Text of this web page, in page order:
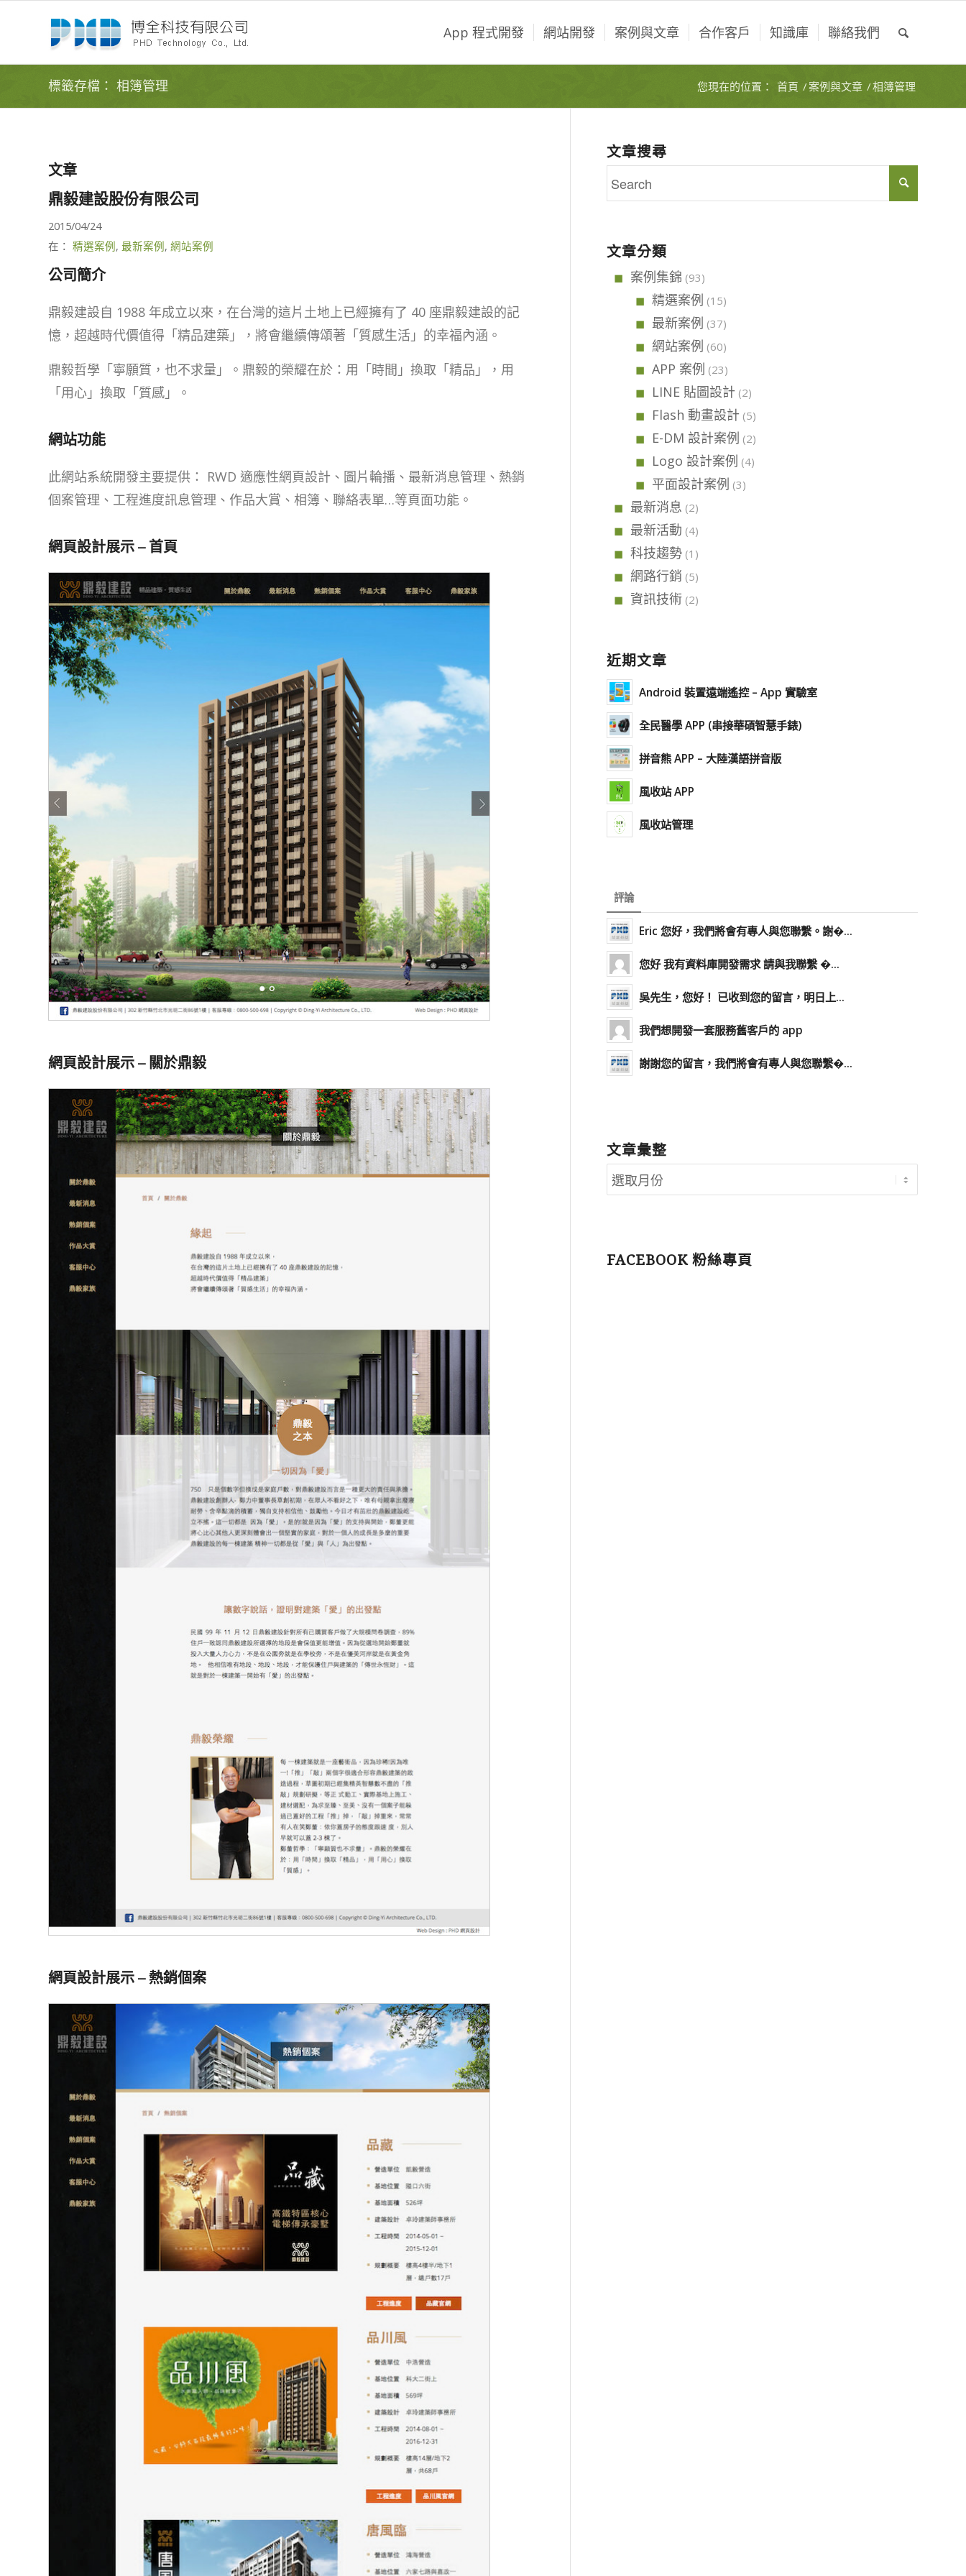
App 程式開發 網站開發 案例與文章 合作客戶 知識庫 聯絡我們
標籤存檔： 相簿管理 您現在的位置： 首頁 /案例與文章 /相簿管理
文章
鼎毅建設股份有限公司
2015/04/24
在： 精選案例, 最新案例, 網站案例
公司簡介
鼎毅建設自 1988 年成立以來，在台灣的這片土地上已經擁有了 40 座鼎毅建設的記
憶，超越時代價值得「精品建築」，將會繼續傳頌著「質感生活」的幸福內涵。
鼎毅哲學「寧願質，也不求量」。鼎毅的榮耀在於：用「時間」換取「精品」，用
「用心」換取「質感」。
網站功能
此網站系統開發主要提供： RWD 適應性網頁設計、圖片輪播、最新消息管理、熱銷
個案管理、工程進度訊息管理、作品大賞、相簿、聯絡表單…等頁面功能。
網頁設計展示 – 首頁
網頁設計展示 – 關於鼎毅
網頁設計展示 – 熱銷個案
文章搜尋
文章分類
案例集錦 (93)
精選案例 (15)
最新案例 (37)
網站案例 (60)
APP 案例 (23)
LINE 貼圖設計 (2)
Flash 動畫設計 (5)
E-DM 設計案例 (2)
Logo 設計案例 (4)
平面設計案例 (3)
最新消息 (2)
最新活動 (4)
科技趨勢 (1)
網路行銷 (5)
資訊技術 (2)
近期文章
Android 裝置遠端遙控 – App 實驗室
全民醫學 APP (串接華碩智慧手錶)
拼音熊 APP – 大陸漢語拼音版
風收站 APP
風收站管理
評論
Eric 您好，我們將會有專人與您聯繫。謝�...
您好 我有資料庫開發需求 請與我聯繫 �...
吳先生，您好！ 已收到您的留言，明日上...
我們想開發一套服務舊客戶的 app
謝謝您的留言，我們將會有專人與您聯繫�...
文章彙整
FACEBOOK 粉絲專頁